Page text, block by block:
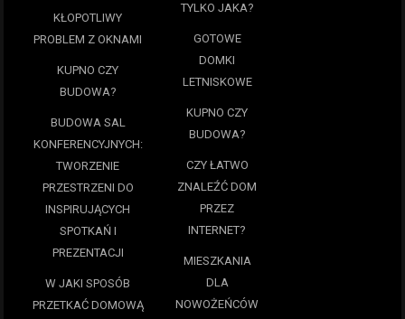
KŁOPOTLIWY
PROBLEM Z OKNAMI
KUPNO CZY
BUDOWA?
BUDOWA SAL
KONFERENCYJNYCH:
TWORZENIE
PRZESTRZENI DO
INSPIRUJĄCYCH
SPOTKAŃ I
PREZENTACJI
W JAKI SPOSÓB
PRZETKAĆ DOMOWĄ
TYLKO JAKA?
GOTOWE
DOMKI
LETNISKOWE
KUPNO CZY
BUDOWA?
CZY ŁATWO
ZNALEŹĆ DOM
PRZEZ
INTERNET?
MIESZKANIA
DLA
NOWOŻEŃCÓW